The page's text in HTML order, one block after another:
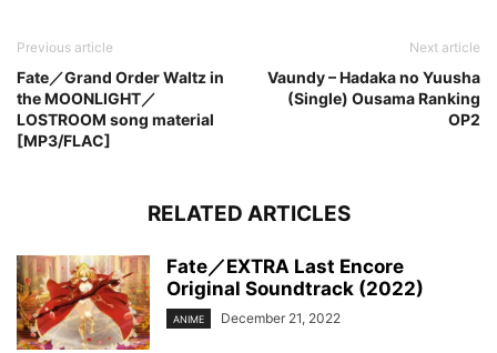
Previous article
Fate／Grand Order Waltz in
the MOONLIGHT／
LOSTROOM song material
[MP3/FLAC]
Next article
Vaundy – Hadaka no Yuusha
(Single) Ousama Ranking
OP2
RELATED ARTICLES
Fate／EXTRA Last Encore
Original Soundtrack (2022)
ANIME December 21, 2022